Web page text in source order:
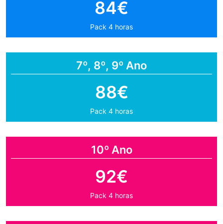
84€
Pack 4 horas
7º, 8º, 9º Ano
88€
Pack 4 horas
10º Ano
92€
Pack 4 horas